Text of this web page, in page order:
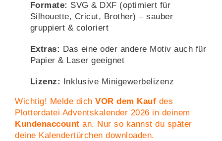
Formate: SVG & DXF (optimiert für
Silhouette, Cricut, Brother) – sauber
gruppiert & coloriert
Extras: Das eine oder andere Motiv auch für
Papier & Laser geeignet
Lizenz: Inklusive Minigewerbelizenz
Wichtig! Melde dich VOR dem Kauf des
Plotterdatei Adventskalender 2026 in deinem
Kundenaccount an. Nur so kannst du später
deine Kalendertürchen downloaden.